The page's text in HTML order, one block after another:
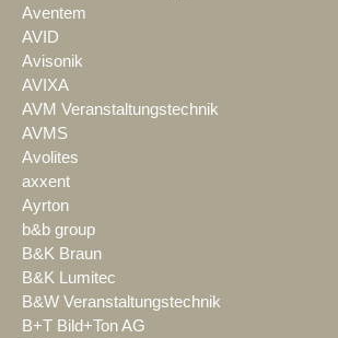
Aventem
AVID
Avisonik
AVIXA
AVM Veranstaltungstechnik
AVMS
Avolites
axxent
Ayrton
b&b group
B&K Braun
B&K Lumitec
B&W Veranstaltungstechnik
B+T Bild+Ton AG